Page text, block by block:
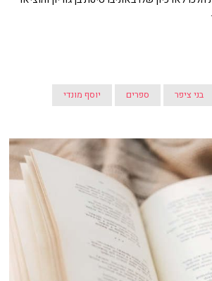
בני ציפר ספרים יוסף מונדי